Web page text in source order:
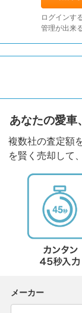
ログインす
管理が出来
あなたの愛車
複数社の査定額
を賢く売却して
メーカー